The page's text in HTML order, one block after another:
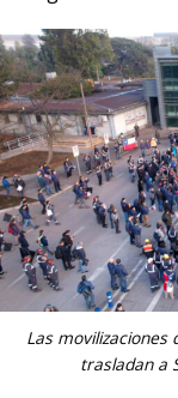
Las
trasladan a